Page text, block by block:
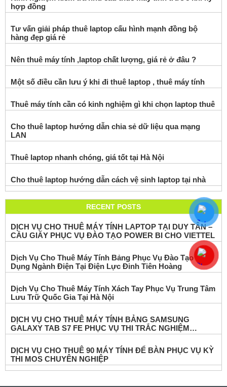
hợp đồng
Tư vấn giải pháp thuê laptop cấu hình mạnh đồng bộ
hàng đẹp giá rẻ
Nên thuê máy tính ,laptop chất lượng, giá rẻ ở đâu ?
Một số điều cần lưu ý khi đi thuê laptop , thuê máy tính
Thuê máy tính cần có kinh nghiệm gì khi chọn laptop thuê
Cho thuê laptop hướng dẫn chia sẻ dữ liệu qua mạng
LAN
Thuê laptop nhanh chóng, giá tốt tại Hà Nội
Cho thuê laptop hướng dẫn cách vệ sinh laptop tại nhà
RECENT POSTS
DỊCH VỤ CHO THUÊ MÁY TÍNH LAPTOP TẠI DUY TÂN –
CẦU GIẤY PHỤC VỤ ĐÀO TẠO POWER BI CHO VIETTEL
Dịch Vụ Cho Thuê Máy Tính Bảng Phục Vụ Đào Tạo Ứng
Dụng Ngành Điện Tại Điện Lực Đinh Tiên Hoàng
Dịch Vụ Cho Thuê Máy Tính Xách Tay Phục Vụ Trung Tâm
Lưu Trữ Quốc Gia Tại Hà Nội
DỊCH VỤ CHO THUÊ MÁY TÍNH BẢNG SAMSUNG
GALAXY TAB S7 FE PHỤC VỤ THI TRẮC NGHIỆM
ONLINE
DỊCH VỤ CHO THUÊ 90 MÁY TÍNH ĐỂ BÀN PHỤC VỤ KỲ
THI MOS CHUYÊN NGHIỆP